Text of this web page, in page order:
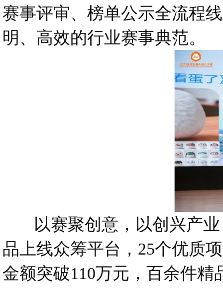
赛事评审、榜单公示全流程
明、高效的行业赛事典范。
以赛聚创意，以创兴产业
品上线众筹平台，25个优质
金额突破110万元，百余件